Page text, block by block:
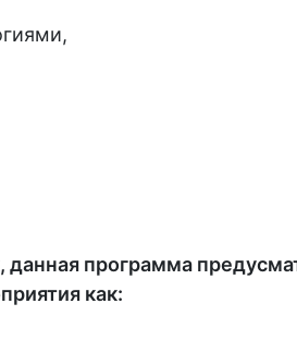
программа
как: